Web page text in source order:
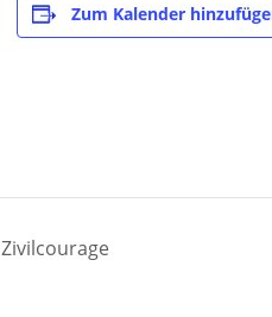
Zum Kalender
Zivilcourage